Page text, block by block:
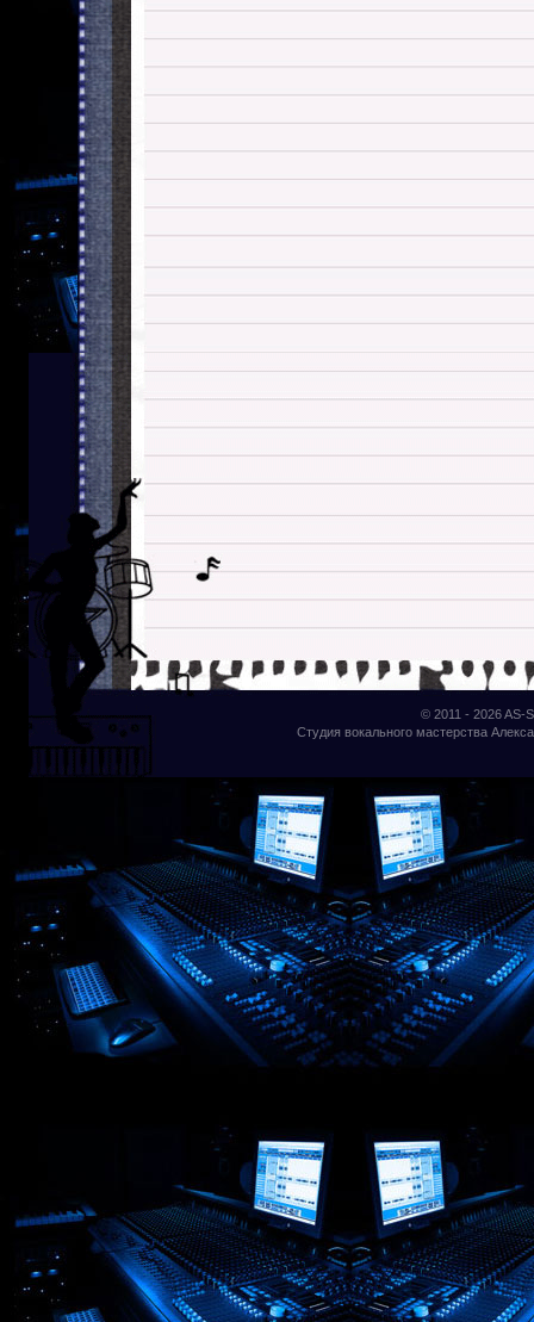
© 2011 - 2026AS-
Студия вокального мастерства